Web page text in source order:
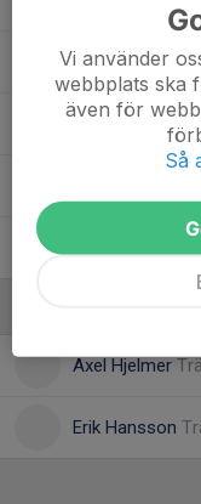
Mohammed
Noah Rohlin
Axel Hjelmer
Erik Hansson
Vi använder
webbplats ska
även för
Så